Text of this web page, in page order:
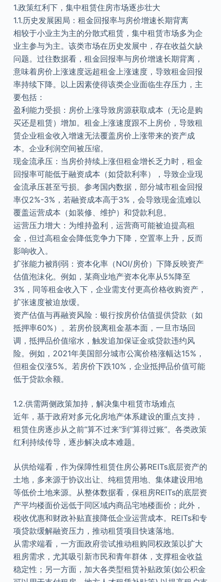
1.政策红利下，集中租赁住房市场逐步壮大
1.1.历史发展困局：租金回报率与房价增速长期背离
相较于小业主为主的分散式租赁，集中租赁市场多为企
业主参与为主。该类市场在历史发展中，存在收益欠缺
问题。过往数据看，租金回报率与房价增速长期背离，
意味着房价上涨速度远超租金上涨速度，导致租金回报
率持续下降。以上因素使得该类企业面临生存压力，主
要包括：
盈利能力受损：房价上涨导致房源获取成本（无论是购
买还是租赁）增加。租金上涨速度跟不上房价，导致租
赁企业租金收入增速无法覆盖房价上涨带来的资产成
本。企业利润空间被压缩。
现金流承压：当房价持续上涨但租金增长乏力时，租金
回报率可能低于融资成本（如贷款利率），导致企业现
金流承压甚至亏损。参考国内数据，部分城市租金回报
率仅2%-3%，若融资成本高于3%，会导致现金流难以
覆盖运营成本（如装修、维护）和贷款利息。
运营压力增大：为维持盈利，运营商可能被迫提高租
金，但过高租金会降低竞争力下降，空置率上升，反而
影响收入。
扩张能力被削弱：资本化率（NOI/房价）下降反映资产
估值泡沫化。例如，某商业地产资本化率从5%降至
3%，同等租金收入下，企业需支付更高价格收购资产，
扩张速度被迫放缓。
资产估值与再融资风险：银行按房价估值提供贷款（如
抵押率60%）。若房价脱离租金基本面，一旦市场回
调，抵押品价值缩水，触发追加保证金或贷款违约风
险。例如，2021年美国部分城市公寓价格涨幅达15%，
但租金仅涨5%。若房价下跌10%，企业抵押品价值可能
低于贷款余额。
1.2.供需两侧政策加持，解决集中租赁市场难点
近年，基于政府对多元化房地产体系建设的重点支持，
租赁住房逐步从之前“算不过来”到“算得过账”。各类政策
红利持续传导，逐步解决成本难题。
从供给端看，作为保障性租赁住房公募REITs底层资产的
土地，多来源于协议出让、纯租赁用地、集体建设用地
等低价土地来源。从整体数据看，保租房REITs的底层资
产平均楼面价远低于同区域内商品宅地楼面价；此外，
税收优惠和财政补贴直接降低企业运营成本。REITs和专
项贷款缓解融资压力，推动租赁项目快速落地。
从需求端看，一方面政府尝试推动租购同权政策以扩大
租房需求，尤其吸引新市民和青年群体，支撑租金收益
稳定性；另一方面，加大各类型租赁补贴政策(如公积金